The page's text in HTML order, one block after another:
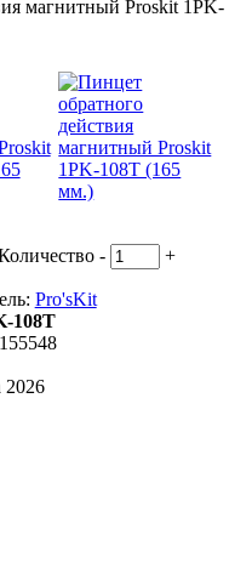
- +
Pro'sKit
108T
2026